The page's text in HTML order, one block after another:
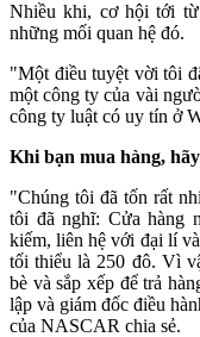
Nhiều khi, cơ hội tới
những mối quan hệ đó.
"Một điều tuyệt vời tôi
một công ty của vài
công ty luật có uy tín ở
Khi bạn mua hàng,
"Chúng tôi đã tốn rất
tôi đã nghĩ: Cửa hàng
kiếm, liên hệ với đại lí
tối thiểu là 250 đô. Vì
bè và sắp xếp để trả
lập và giám đốc điều
của NASCAR chia sẻ.